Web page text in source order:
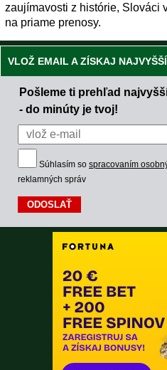
zaujímavosti z histórie, Slováci
na priame prenosy.
VLOŽ EMAIL A ZÍSKAJ
Pošleme ti prehľad
- do minúty je tvoj!
Súhlasím so spracovaním
reklamných správ